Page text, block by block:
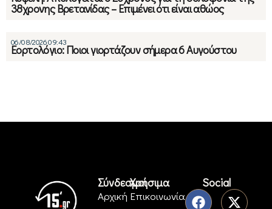
38χρονης Βρετανίδας – Επιμένει ότι είναι αθώος
06/08/2026 09:43
Εορτολόγιο: Ποιοι γιορτάζουν σήμερα 6 Αυγούστου
Σύνδεσμοι
Αρχική
Χρήσιμα
Επικοινωνία
Social